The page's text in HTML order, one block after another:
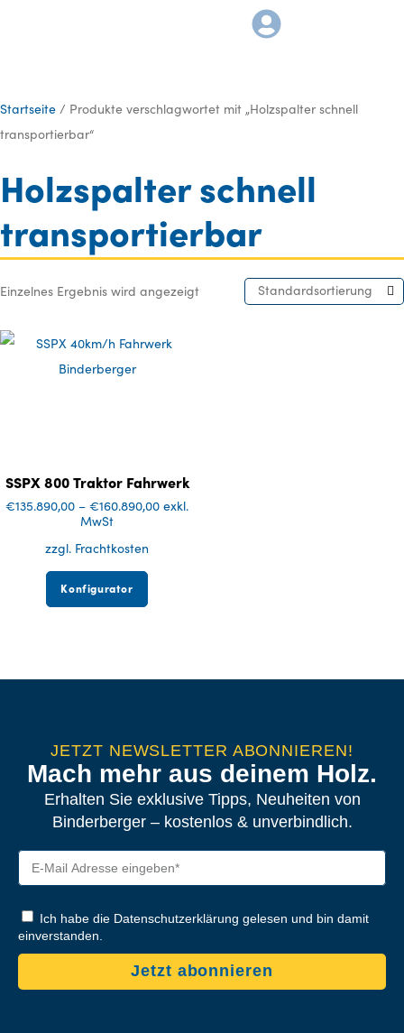
Startseite / Produkte verschlagwortet mit „Holzspalter schnell
transportierbar“
Holzspalter schnell
transportierbar
Einzelnes Ergebnis wird angezeigt Standardsortierung
SSPX 800 Traktor Fahrwerk
€135.890,00 –€160.890,00 exkl.
MwSt
zzgl. Frachtkosten
Konfigurator
JETZT NEWSLETTER ABONNIEREN!
Mach mehr aus deinem Holz.
Erhalten Sie exklusive Tipps, Neuheiten von
Binderberger – kostenlos & unverbindlich.
Ich habe die Datenschutzerklärung gelesen und bin damit
einverstanden.
Jetzt abonnieren